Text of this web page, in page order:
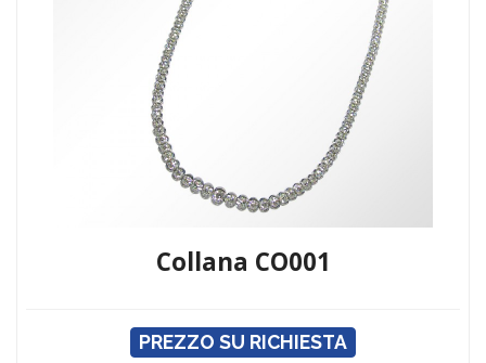
Collana CO001
PREZZO SU RICHIESTA